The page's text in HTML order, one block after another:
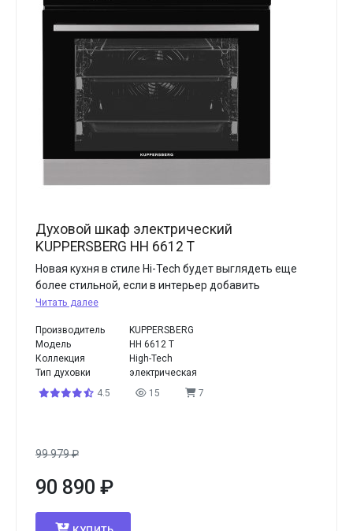
Духовой шкаф электрический
KUPPERSBERG HH 6612 T
Новая кухня в стиле Hi-Tech будет выглядеть еще
более стильной, если в интерьер добавить
Читать далее
Производитель
KUPPERSBERG
Модель
HH 6612 T
Коллекция
High-Tech
Тип духовки
электрическая
4.5
15 7
99 979₽
90 890 ₽